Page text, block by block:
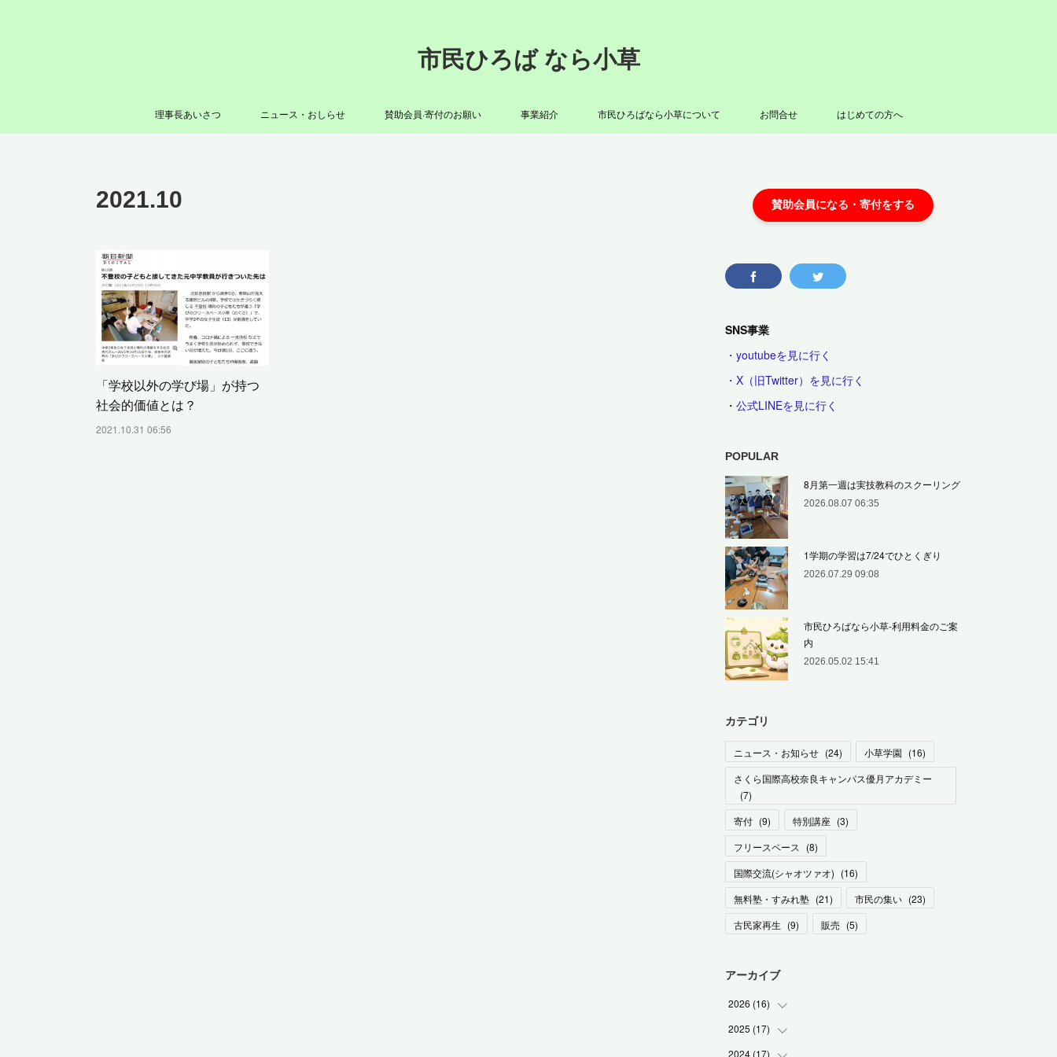
市民ひろば なら小草
理事長あいさつ ニュース・おしらせ 賛助会員·寄付のお願い 事業紹介 市民ひろばなら小草について お問合せ はじめての方へ
2021.10
「学校以外の学び場」が持つ
社会的価値とは？
2021.10.31 06:56
SNS事業
・youtubeを見に行く
・X（旧Twitter）を見に行く
・ 公式LINEを見に行く
POPULAR
8月第一週は実技教科のスクーリング
2026.08.07 06:35
1学期の学習は7/24でひとくぎり
2026.07.29 09:08
市民ひろばなら小草‐利用料金のご案
内
2026.05.02 15:41
カテゴリ
ニュース・お知らせ (24) 小草学園 (16)
さくら国際高校奈良キャンパス優月アカデミー
(7)
寄付 (9) 特別講座 (3)
フリースペース
(8)
国際交流(シャオツァオ) (16)
無料塾・すみれ塾 (21) 市民の集い (23)
古民家再生 (9) 販売 (5)
アーカイブ
2026 (16)
(1
(1
2025 (17)
(2
2024 (17)